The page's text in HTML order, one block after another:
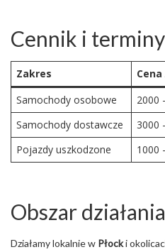
Cennik i terminy
Zakres
Samochody osobowe
2000
Samochody dostawcze
3000
Pojazdy uszkodzone
1000
Obszar działania
Działamy lokalnie w Płocki